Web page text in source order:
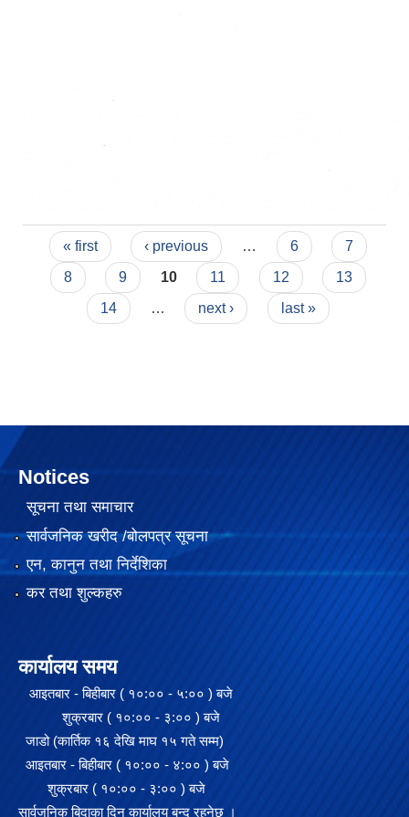
Pages
« first ‹ previous … 6
7
8
9 10 11 12
13
14
… next › last »
Notices
सूचना तथा समाचार
सार्वजनिक खरीद /बोलपत्र सूचना
एन, कानुन तथा निर्देशिका
कर तथा शुल्कहरु
कार्यालय समय
आइतबार - बिहीबार ( १०:०० - ५:०० ) बजे
शुक्रबार ( १०:०० - ३:०० ) बजे
जाडो (कार्तिक १६ देखि माघ १५ गते सम्म)
आइतबार - बिहीबार ( १०:०० - ४:०० ) बजे
शुक्रबार ( १०:०० - ३:०० ) बजे
सार्वजनिक बिदाका दिन कार्यालय बन्द रहनेछ ।